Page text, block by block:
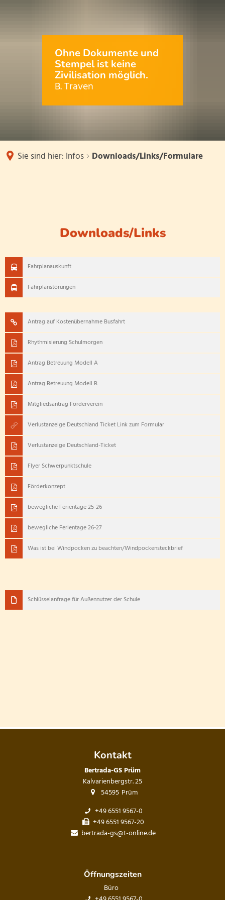
Schwerpunktschule für Inklusion
Unser
TermineKontakt
Infos
Downloads/Links/Formulare
Lesewettbewerb
Ohne Dokumente und
Stempel ist keine
Zivilisation möglich.
B. Traven
Sie sind hier: Infos Downloads/Links/Formulare
Downloads/Links
Fahrplanauskunft
Fahrplanstörungen
Antrag auf Kostenübernahme Busfahrt
Rhythmisierung Schulmorgen
Antrag Betreuung Modell A
Antrag Betreuung Modell B
Mitgliedsantrag Förderverein
Verlustanzeige Deutschland Ticket Link zum Formular
Verlustanzeige Deutschland-Ticket
Flyer Schwerpunktschule
Förderkonzept
bewegliche Ferientage 25-26
bewegliche Ferientage 26-27
Was ist bei Windpocken zu beachten/Windpockensteckbrief
Schlüsselanfrage für Außennutzer der Schule
Kontakt
Bertrada-GS Prüm
Kalvarienbergstr. 25
54595 Prüm
+49 6551 9567-0
+49 6551 9567-20
bertrada-gs@t-online.de
Öffnungszeiten
Büro